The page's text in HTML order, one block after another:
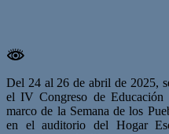
Del 24 al 26 de abril de 2025,
el IV Congreso de
marco de la Semana de los
en el auditorio del Hogar